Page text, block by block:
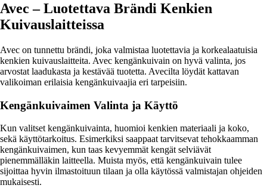
Avec – Luotettava Brändi Kenkien
Kuivauslaitteissa
Avec on tunnettu brändi, joka valmistaa luotettavia ja korkealaatuisia
kenkien kuivauslaitteita. Avec kengänkuivain on hyvä valinta, jos
arvostat laadukasta ja kestävää tuotetta. Avecilta löydät kattavan
valikoiman erilaisia kengänkuivaajia eri tarpeisiin.
Kengänkuivaimen Valinta ja Käyttö
Kun valitset kengänkuivainta, huomioi kenkien materiaali ja koko,
sekä käyttötarkoitus. Esimerkiksi saappaat tarvitsevat tehokkaamman
kengänkuivaimen, kun taas kevyemmät kengät selviävät
pienemmälläkin laitteella. Muista myös, että kengänkuivain tulee
sijoittaa hyvin ilmastoituun tilaan ja olla käytössä valmistajan ohjeiden
mukaisesti.